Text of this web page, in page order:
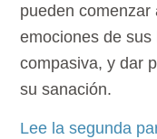
pueden
emociones de
compasiva, y dar
su sanación.
Lee la segunda